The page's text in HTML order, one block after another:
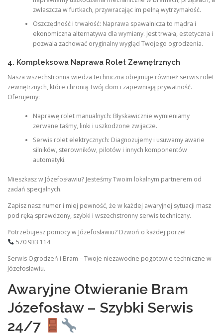
zwłaszcza w furtkach, przywracając im pełną wytrzymałość.
Oszczędność i trwałość: Naprawa spawalnicza to mądra i
ekonomiczna alternatywa dla wymiany. Jest trwała, estetyczna i
pozwala zachować oryginalny wygląd Twojego ogrodzenia.
4. Kompleksowa Naprawa Rolet Zewnętrznych
Nasza wszechstronna wiedza techniczna obejmuje również serwis rolet
zewnętrznych, które chronią Twój dom i zapewniają prywatność.
Oferujemy:
Naprawę rolet manualnych: Błyskawicznie wymieniamy
zerwane taśmy, linki i uszkodzone zwijacze.
Serwis rolet elektrycznych: Diagnozujemy i usuwamy awarie
silników, sterowników, pilotów i innych komponentów
automatyki.
Mieszkasz w Józefosławiu? Jesteśmy Twoim lokalnym partnerem od
zadań specjalnych.
Zapisz nasz numer i miej pewność, że w każdej awaryjnej sytuacji masz
pod ręką sprawdzony, szybki i wszechstronny serwis techniczny.
Potrzebujesz pomocy w Józefosławiu? Dzwoń o każdej porze!
570 933 114
Serwis Ogrodzeń i Bram – Twoje niezawodne pogotowie techniczne w
Józefosławiu.
Awaryjne Otwieranie Bram
Józefosław – Szybki Serwis
24/7